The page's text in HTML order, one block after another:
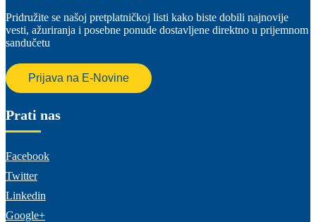
Pridružite se našoj pretplatničkoj listi kako biste dobili najnovije
vesti, ažuriranja i posebne ponude dostavljene direktno u prijemnom
sandučetu
Prijava na E-Novine
Prati nas
Facebook
Twitter
Linkedin
Google+